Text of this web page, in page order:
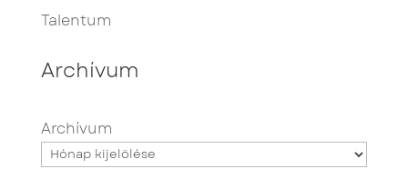
Talentum
Archívum
Archívum